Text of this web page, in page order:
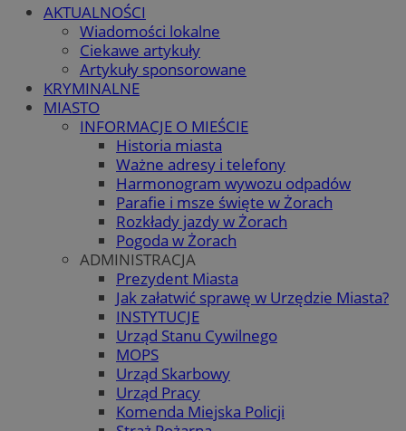
AKTUALNOŚCI
Wiadomości lokalne
Ciekawe artykuły
Artykuły sponsorowane
KRYMINALNE
MIASTO
INFORMACJE O MIEŚCIE
Historia miasta
Ważne adresy i telefony
Harmonogram wywozu odpadów
Parafie i msze święte w Żorach
Rozkłady jazdy w Żorach
Pogoda w Żorach
ADMINISTRACJA
Prezydent Miasta
Jak załatwić sprawę w Urzędzie Miasta?
INSTYTUCJE
Urząd Stanu Cywilnego
MOPS
Urząd Skarbowy
Urząd Pracy
Komenda Miejska Policji